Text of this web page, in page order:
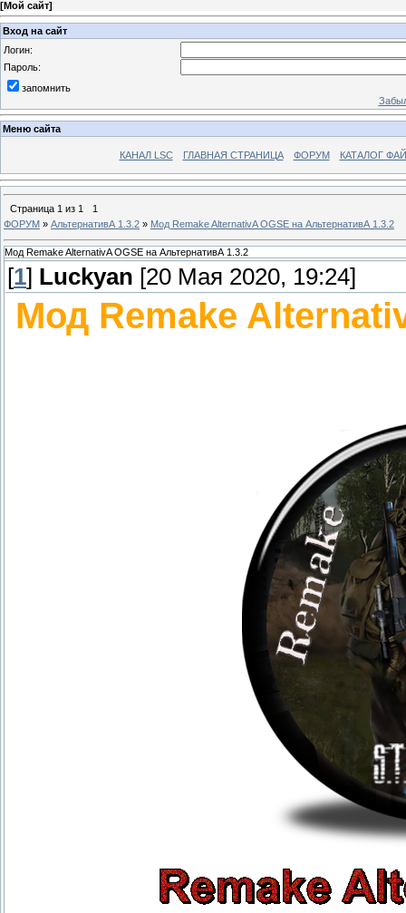
[Мой сайт]
Вход на сайт
Логин:
Пароль:
запомнить
Меню сайта
КАНАЛ LSC ГЛАВНАЯ СТРАНИЦА ФОРУМ КАТАЛОГ
Страница 1 из 1
1
ФОРУМ » АльтернативА 1.3.2 » Мод Remake AlternativA OGSE на АльтернативА 1.3.2
Мод Remake AlternativA OGSE на АльтернативА 1.3.2
[1] Luckyan [20 Мая 2020, 19:24]
Мод Remake